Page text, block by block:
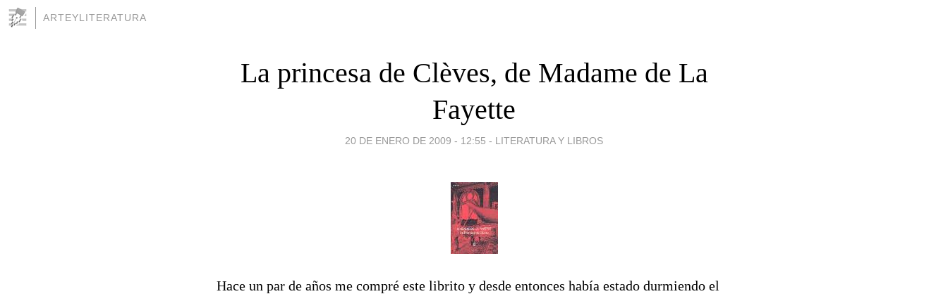
ARTEYLITERATURA
La princesa de Clèves, de Madame de La
Fayette
20 DE ENERO DE 2009 - 12:55 - LITERATURA Y LIBROS
Hace un par de años me compré este librito y desde entonces había estado durmiendo el